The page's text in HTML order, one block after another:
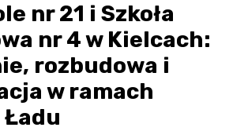
nr 21 i Szkoła
nr 4 w Kielcach:
rozbudowa i
w ramach